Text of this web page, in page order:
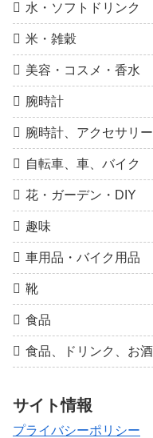
水・ソフトドリンク
米・雑穀
美容・コスメ・香水
腕時計
腕時計、アクセサリー
自転車、車、バイク
花・ガーデン・DIY
趣味
車用品・バイク用品
靴
食品
食品、ドリンク、お酒
サイト情報
プライバシーポリシー